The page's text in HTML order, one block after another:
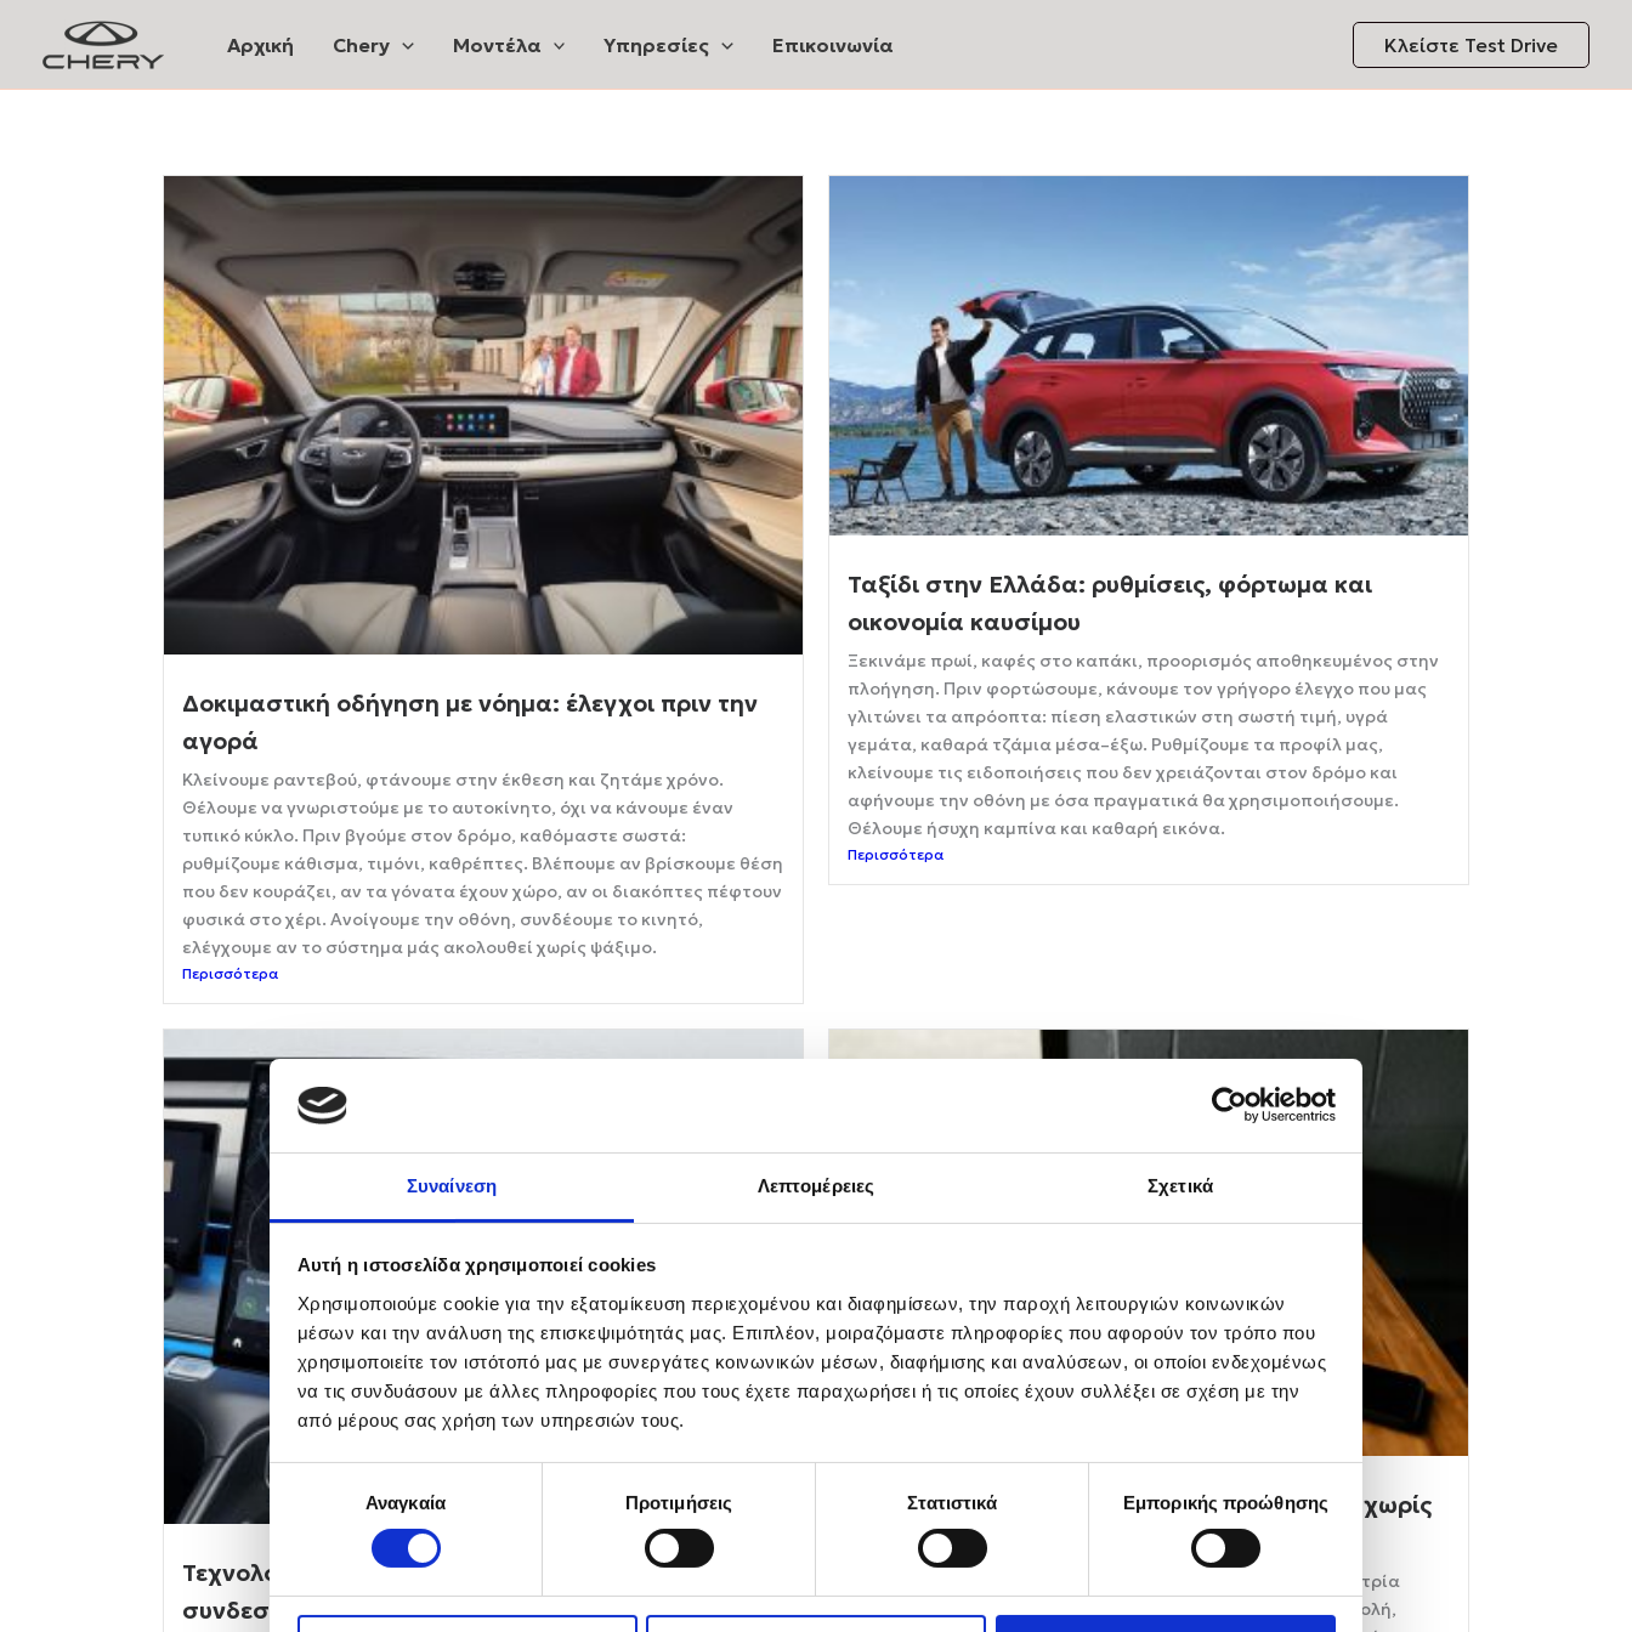
Συναίνεση Λεπτομέρειες Σχετικά
Αυτή η ιστοσελίδα χρησιμοποιεί cookies
Χρησιμοποιούμε cookie για την εξατομίκευση περιεχομένου και διαφημίσεων, την παροχή λειτουργιών κοινωνικών
μέσων και την ανάλυση της επισκεψιμότητάς μας. Επιπλέον, μοιραζόμαστε πληροφορίες που αφορούν τον τρόπο που
χρησιμοποιείτε τον ιστότοπό μας με συνεργάτες κοινωνικών μέσων, διαφήμισης και αναλύσεων, οι οποίοι ενδεχομένως
να τις συνδυάσουν με άλλες πληροφορίες που τους έχετε παραχωρήσει ή τις οποίες έχουν συλλέξει σε σχέση με την
από μέρους σας χρήση των υπηρεσιών τους.
Επιλογή
συγκατάθεσηςΑναγκαία Προτιμήσεις Στατιστικά Εμπορικής προώθησης
Αρχική Chery Μοντέλα Υπηρεσίες Επικοινωνία Κλείστε Test Drive
Δοκιμαστική οδήγηση με νόημα: έλεγχοι πριν την
αγορά
Κλείνουμε ραντεβού, φτάνουμε στην έκθεση και ζητάμε χρόνο.
Θέλουμε να γνωριστούμε με το αυτοκίνητο, όχι να κάνουμε έναν
τυπικό κύκλο. Πριν βγούμε στον δρόμο, καθόμαστε σωστά:
ρυθμίζουμε κάθισμα, τιμόνι, καθρέπτες. Βλέπουμε αν βρίσκουμε θέση
που δεν κουράζει, αν τα γόνατα έχουν χώρο, αν οι διακόπτες πέφτουν
φυσικά στο χέρι. Ανοίγουμε την οθόνη, συνδέουμε το κινητό,
ελέγχουμε αν το σύστημα μάς ακολουθεί χωρίς ψάξιμο.
Περισσότερα
Ταξίδι στην Ελλάδα: ρυθμίσεις, φόρτωμα και
οικονομία καυσίμου
Ξεκινάμε πρωί, καφές στο καπάκι, προορισμός αποθηκευμένος στην
πλοήγηση. Πριν φορτώσουμε, κάνουμε τον γρήγορο έλεγχο που μας
γλιτώνει τα απρόοπτα: πίεση ελαστικών στη σωστή τιμή, υγρά
γεμάτα, καθαρά τζάμια μέσα–έξω. Ρυθμίζουμε τα προφίλ μας,
κλείνουμε τις ειδοποιήσεις που δεν χρειάζονται στον δρόμο και
αφήνουμε την οθόνη με όσα πραγματικά θα χρησιμοποιήσουμε.
Θέλουμε ήσυχη καμπίνα και καθαρή εικόνα.
Περισσότερα
Τεχνολογία στην καμπίνα: Πολυμέσα και
συνδεσιμότητα στην πράξη
Δόση ή διάρκεια; Επιλέγεις χρηματοδότηση χωρίς
«ψιλά γράμματα»
Όταν αποφασίζουμε πώς θα αποκτήσουμε ένα αυτοκίνητο, τρία
στοιχεία καθορίζουν την εμπειρία μας: επιτόκιο, προκαταβολή,